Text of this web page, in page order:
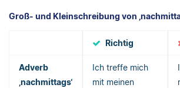
Groß- und Kleinschreibung von
Richtig
Adverb
‚nachmittags‘
Ich treffe mich
mit meinen